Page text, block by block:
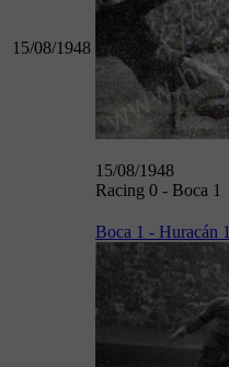
15/08/1948
15/08/1948
Racing 0 - Boca 1
Boca 1 - Huracán 1